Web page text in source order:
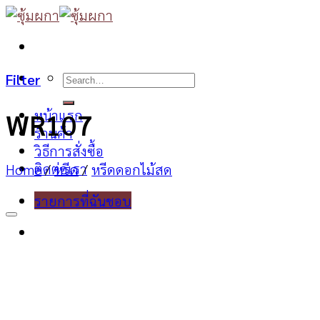
Skip
content
Search
หน้าแรก
ร้านค้า
วิธีการสั่งซื้อ
ติดต่อเรา
รายการที่ฉันชอบ
Filter
WR107
Home / หรีด / หรีดดอกไม้สด